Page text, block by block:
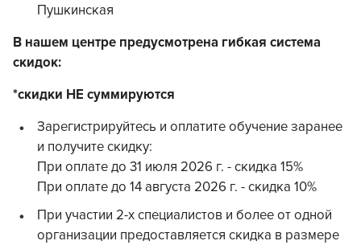
Пушкинская
В нашем центре предусмотрена гибкая система
скидок:
*скидки НЕ суммируются
Зарегистрируйтесь и оплатите обучение заранее
и получите скидку:
При оплате до 31 июля 2026 г. - скидка 15%
При оплате до 14 августа 2026 г. - скидка 10%
При участии 2-х специалистов и более от одной
организации предоставляется скидка в размере